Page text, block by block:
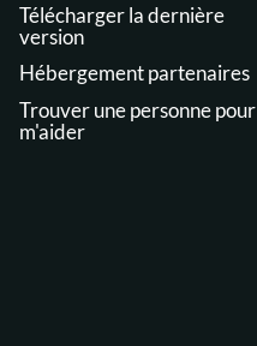
Télécharger la dernière
version
Hébergement partenaires
Trouver une personne pour
m'aider